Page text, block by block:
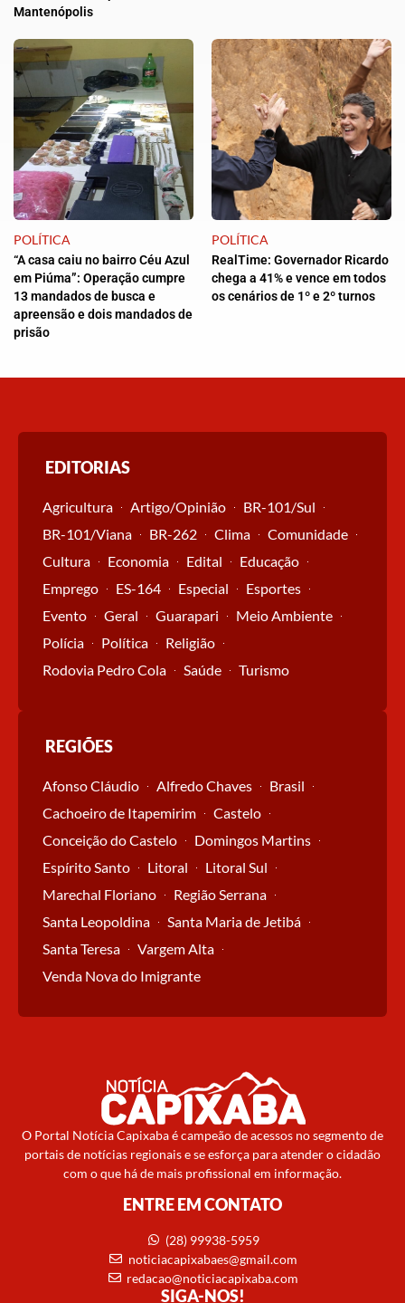
Mantenópolis
POLÍTICA
“A casa caiu no bairro Céu Azul
em Piúma”: Operação cumpre
13 mandados de busca e
apreensão e dois mandados de
prisão
POLÍTICA
RealTime: Governador Ricardo
chega a 41% e vence em todos
os cenários de 1º e 2º turnos
EDITORIAS
Agricultura Artigo/Opinião
BR-101/Sul
BR-101/Viana
BR-262 Clima
Comunidade
Cultura
Economia Edital
Educação
Emprego
ES-164 Especial
Esportes
Evento
Geral Guarapari
Meio Ambiente
Polícia
Política
Religião
Rodovia Pedro Cola
Saúde Turismo
REGIÕES
Afonso Cláudio Alfredo Chaves
Brasil
Cachoeiro de Itapemirim
Castelo
Conceição do Castelo
Domingos Martins
Espírito Santo
Litoral
Litoral Sul
Marechal Floriano
Região Serrana
Santa Leopoldina
Santa Maria de Jetibá
Santa Teresa
Vargem Alta
Venda Nova do Imigrante
O Portal Notícia Capixaba é campeão de acessos no segmento de
portais de notícias regionais e se esforça para atender o cidadão
com o que há de mais profissional em informação.
ENTRE EM CONTATO
(28) 99938-5959
noticiacapixabaes@gmail.com
redacao@noticiacapixaba.com
SIGA-NOS!